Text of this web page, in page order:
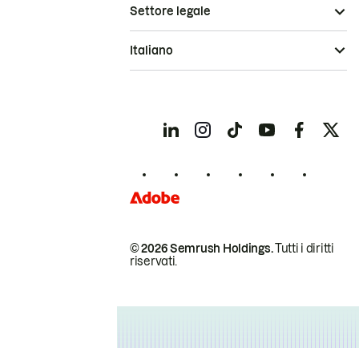
© 2026 Semrush Holdings.Tutti i diritti
riservati.
Settore legale
Italiano